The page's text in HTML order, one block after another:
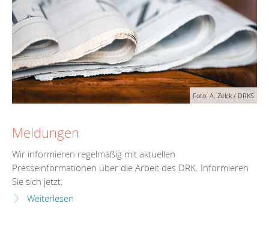
Foto: A. Zelck / DRKS
Meldungen
Wir informieren regelmäßig mit aktuellen
Presseinformationen über die Arbeit des DRK. Informieren
Sie sich jetzt.
Weiterlesen